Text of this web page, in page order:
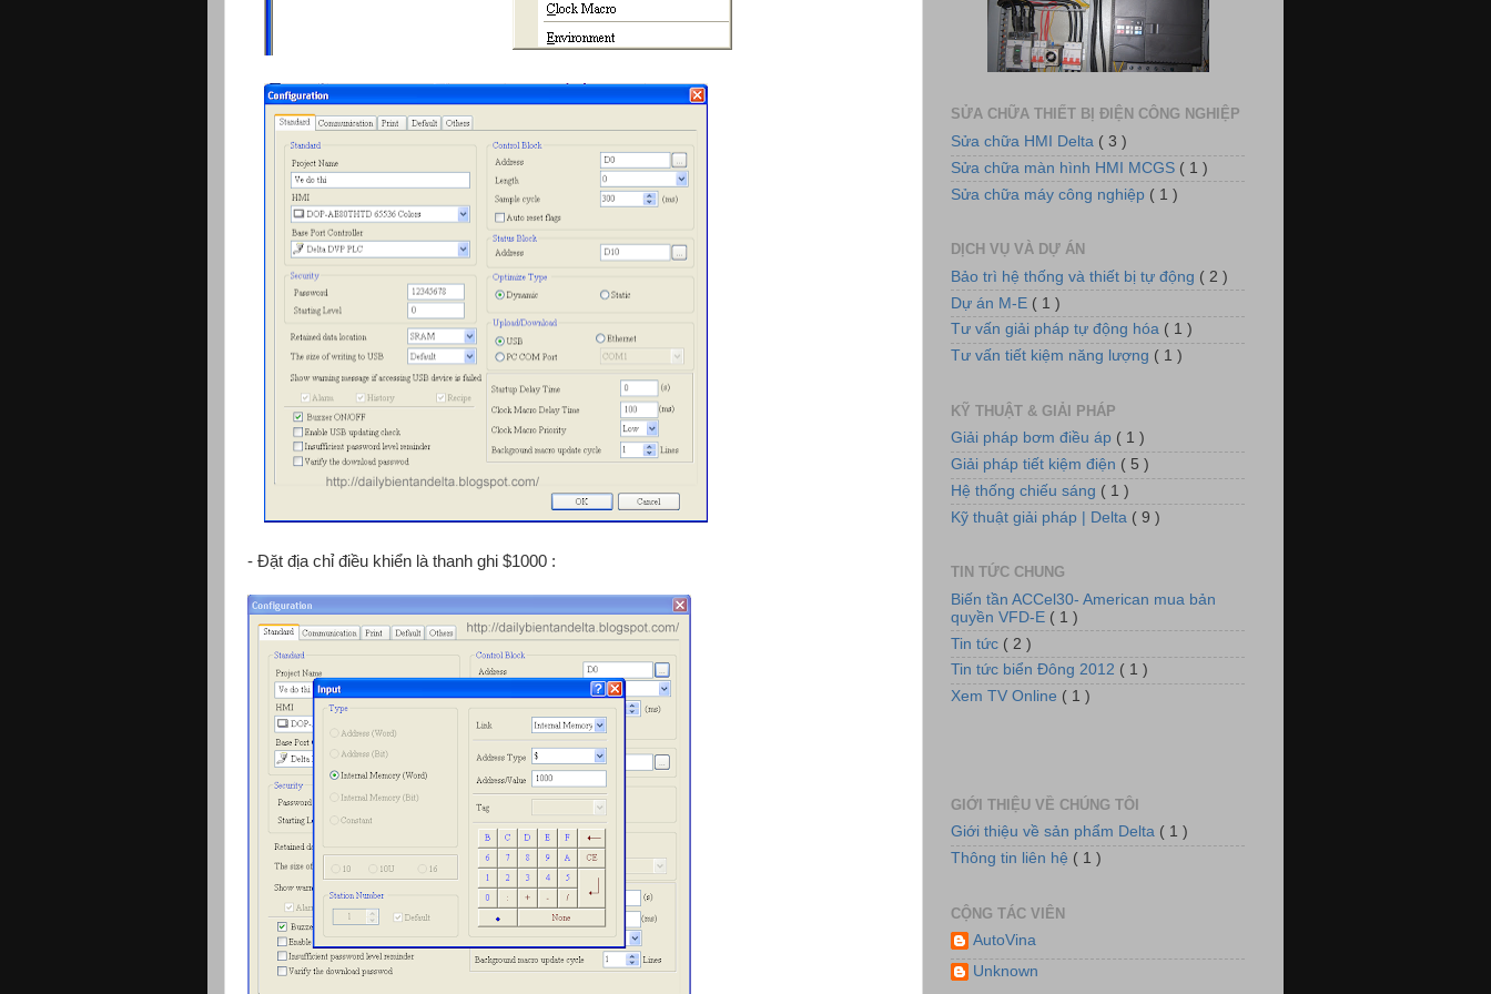
- Đặt địa chỉ điều khiển là thanh ghi $1000 :
Ứng dụng biến tần VFD-E cho hệ thống
Tủ điều khiển nồi hơi xử lý khí thải
Bơm điều áp cho hệ thống làm mát
Hệ thống tủ động lực và chiếu sáng
SỬA CHỮA THIẾT BỊ ĐIỆN CÔNG NGHIỆP
Sửa chữa HMI Delta ( 3 )
Sửa chữa màn hình HMI MCGS ( 1 )
Sửa chữa máy công nghiệp ( 1 )
DỊCH VỤ VÀ DỰ ÁN
Bảo trì hệ thống và thiết bị tự động ( 2 )
Dự án M-E ( 1 )
Tư vấn giải pháp tự động hóa ( 1 )
Tư vấn tiết kiệm năng lượng ( 1 )
KỸ THUẬT & GIẢI PHÁP
Giải pháp bơm điều áp ( 1 )
Giải pháp tiết kiệm điện ( 5 )
Hệ thống chiếu sáng ( 1 )
Kỹ thuật giải pháp | Delta ( 9 )
TIN TỨC CHUNG
Biến tần ACCel30- American mua bản
quyền VFD-E ( 1 )
Tin tức ( 2 )
Tin tức biển Đông 2012 ( 1 )
Xem TV Online ( 1 )
GIỚI THIỆU VỀ CHÚNG TÔI
Giới thiệu về sản phẩm Delta ( 1 )
Thông tin liên hệ ( 1 )
CỘNG TÁC VIÊN
AutoVina
Unknown